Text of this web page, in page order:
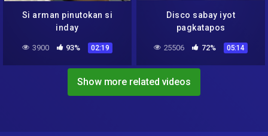
Si arman pinutokan si
inday
3900 93% 02:19
Disco sabay iyot
pagkatapos
25506 72% 05:14
Show more related videos